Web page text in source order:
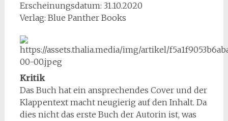
Erscheinungsdatum: 31.10.2020
Verlag: Blue Panther Books
Kritik
Das Buch hat ein ansprechendes Cover und der
Klappentext macht neugierig auf den Inhalt. Da
dies nicht das erste Buch der Autorin ist, was